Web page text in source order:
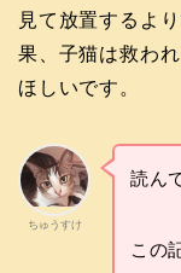
見て放置するよ
果、子猫は救わ
ほしいです。
ちゅうすけ
読ん
この